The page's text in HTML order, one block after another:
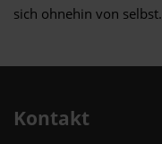
sich ohnehin von selbst.
Kontakt